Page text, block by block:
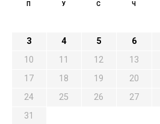
П У С Ч
3
4 5 6
10
11 12 13
17
18 19 20
24
25 26 27
31